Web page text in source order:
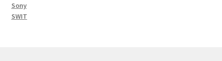
Sony
SWIT